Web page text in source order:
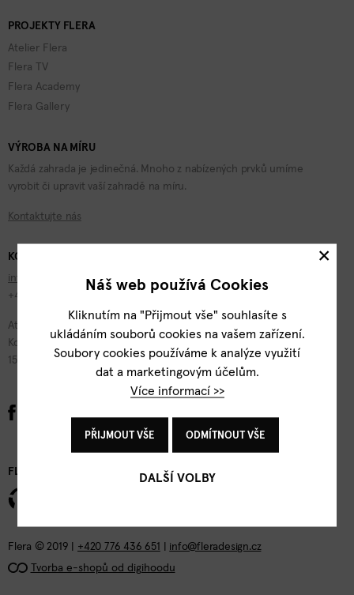
PROJEKTY FLERA
Atelier Flera
Flera TV
Flera Academy
Flera Gallery
VÝROBA NA MÍRU
Každá zahrada je jedinečná. Mnoho z nabízených prvků umíme
vyrobit či upravit vaší zahradě na míru.
Kontaktujte nás
KONTAKTY
info@fleradesign.cz
+420 776 436 651
Atelier Flera
Kotevní 1277/2
150 00 Praha 5
FLERA DESIGN
Flera © 2019 | +420 776 436 651
info@fleradesign.cz
Tvorba e-shopů od digihoodu
Náš web používá Cookies
Kliknutím na "Přijmout vše" souhlasíte s
ukládáním souborů cookies na vašem zařízení.
Soubory cookies používáme k analýze využití
dat a marketingovým účelům.
Více informací >>
×
PŘIJMOUT VŠE ODMÍTNOUT VŠE
DALŠÍ VOLBY